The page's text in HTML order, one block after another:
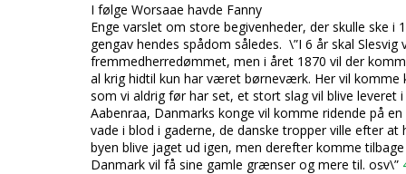
I følge Worsaae havde Fanny
Enge varslet om store begivenheder, der skulle ske i
gengav hendes spådom således. \”I 6 år skal
fremmedherredømmet, men i året 1870 vil der
al krig hidtil kun har været børneværk. Her vil komme
som vi aldrig før har set, et stort slag vil blive leveret
Aabenraa, Danmarks konge vil komme ridende på
vade i blod i gaderne, de danske tropper ville efter at
byen blive jaget ud igen, men derefter komme
Danmark vil få sine gamle grænser og mere til. osv\”